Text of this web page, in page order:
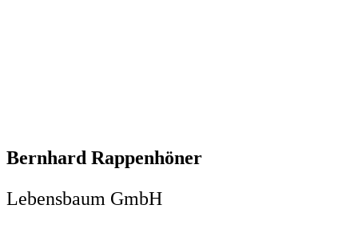
Bernhard Rappenhöner
Lebensbaum GmbH